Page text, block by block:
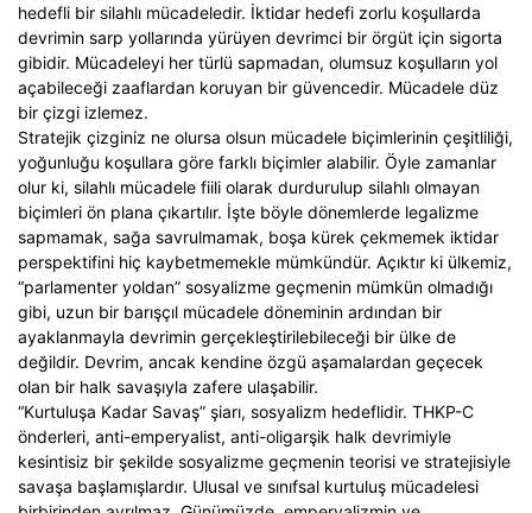
hedefli bir silahlı mücadeledir. İktidar hedefi zorlu koşullarda
devrimin sarp yollarında yürüyen devrimci bir örgüt için sigorta
gibidir. Mücadeleyi her türlü sapmadan, olumsuz koşulların yol
açabileceği zaaflardan koruyan bir güvencedir. Mücadele düz
bir çizgi izlemez.
Stratejik çizginiz ne olursa olsun mücadele biçimlerinin çeşitliliği,
yoğunluğu koşullara göre farklı biçimler alabilir. Öyle zamanlar
olur ki, silahlı mücadele fiili olarak durdurulup silahlı olmayan
biçimleri ön plana çıkartılır. İşte böyle dönemlerde legalizme
sapmamak, sağa savrulmamak, boşa kürek çekmemek iktidar
perspektifini hiç kaybetmemekle mümkündür. Açıktır ki ülkemiz,
“parlamenter yoldan” sosyalizme geçmenin mümkün olmadığı
gibi, uzun bir barışçıl mücadele döneminin ardından bir
ayaklanmayla devrimin gerçekleştirilebileceği bir ülke de
değildir. Devrim, ancak kendine özgü aşamalardan geçecek
olan bir halk savaşıyla zafere ulaşabilir.
“Kurtuluşa Kadar Savaş” şiarı, sosyalizm hedeflidir. THKP-C
önderleri, anti-emperyalist, anti-oligarşik halk devrimiyle
kesintisiz bir şekilde sosyalizme geçmenin teorisi ve stratejisiyle
savaşa başlamışlardır. Ulusal ve sınıfsal kurtuluş mücadelesi